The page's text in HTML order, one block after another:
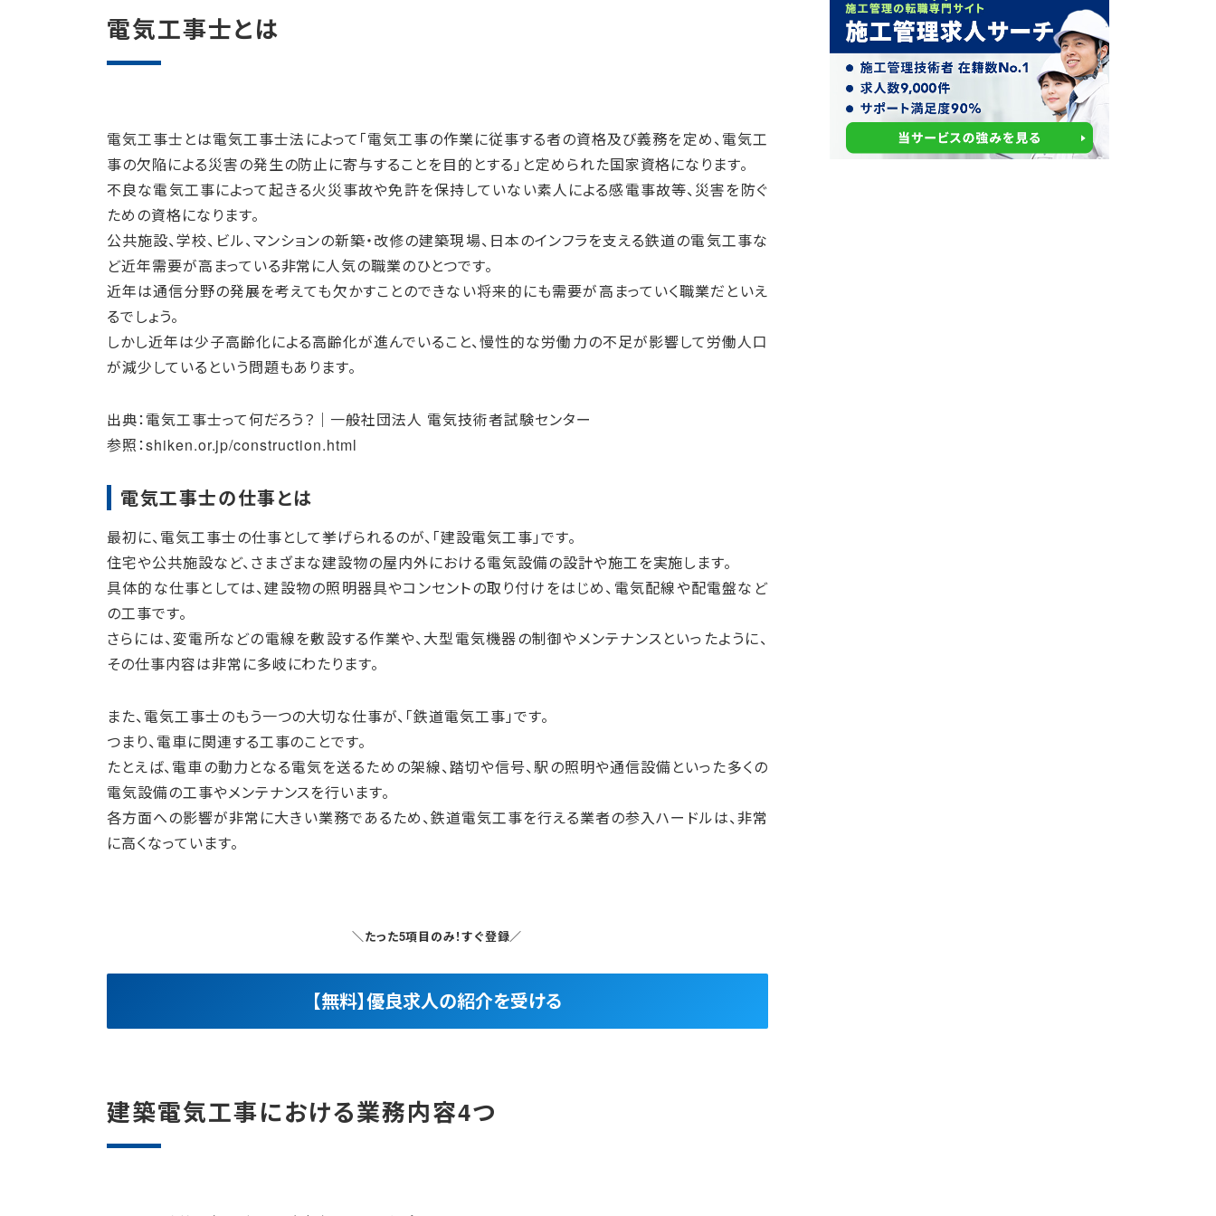
電気工事士とは
電気工事士とは電気工事士法によって「電気工事の作業に従事する者の資格及び義務を定め、電気工
事の欠陥による災害の発生の防止に寄与することを目的とする」と定められた国家資格になります。
不良な電気工事によって起きる火災事故や免許を保持していない素人による感電事故等、災害を防ぐ
ための資格になります。
公共施設、学校、ビル、マンションの新築・改修の建築現場、日本のインフラを支える鉄道の電気工事な
ど近年需要が高まっている非常に人気の職業のひとつです。
近年は通信分野の発展を考えても欠かすことのできない将来的にも需要が高まっていく職業だといえ
るでしょう。
しかし近年は少子高齢化による高齢化が進んでいること、慢性的な労働力の不足が影響して労働人口
が減少しているという問題もあります。
出典：電気工事士って何だろう？｜一般社団法人 電気技術者試験センター
参照：shiken.or.jp/construction.html
電気工事士の仕事とは
最初に、電気工事士の仕事として挙げられるのが、「建設電気工事」です。
住宅や公共施設など、さまざまな建設物の屋内外における電気設備の設計や施工を実施します。
具体的な仕事としては、建設物の照明器具やコンセントの取り付けをはじめ、電気配線や配電盤など
の工事です。
さらには、変電所などの電線を敷設する作業や、大型電気機器の制御やメンテナンスといったように、
その仕事内容は非常に多岐にわたります。
また、電気工事士のもう一つの大切な仕事が、「鉄道電気工事」です。
つまり、電車に関連する工事のことです。
たとえば、電車の動力となる電気を送るための架線、踏切や信号、駅の照明や通信設備といった多くの
電気設備の工事やメンテナンスを行います。
各方面への影響が非常に大きい業務であるため、鉄道電気工事を行える業者の参入ハードルは、非常
に高くなっています。
＼たった5項目のみ！すぐ登録／
【無料】優良求人の紹介を受ける
建築電気工事における業務内容4つ